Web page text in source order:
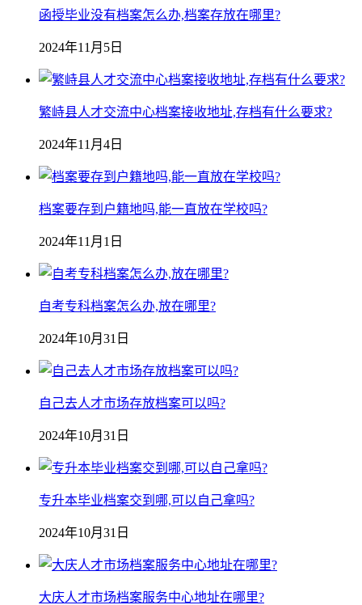
函授毕业没有档案怎么办,档案存放在哪里?
2024年11月5日
繁峙县人才交流中心档案接收地址,存档有什么要求?
2024年11月4日
档案要存到户籍地吗,能一直放在学校吗?
2024年11月1日
自考专科档案怎么办,放在哪里?
2024年10月31日
自己去人才市场存放档案可以吗?
2024年10月31日
专升本毕业档案交到哪,可以自己拿吗?
2024年10月31日
大庆人才市场档案服务中心地址在哪里?